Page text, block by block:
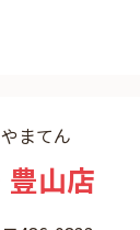
まてん
豊山店